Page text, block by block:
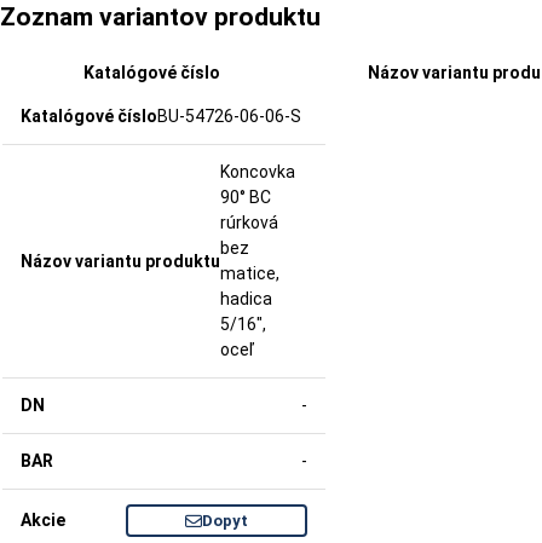
Zoznam variantov produktu
Katalógové číslo Názov variantu
BU-54726-06-06-S
Koncovka
90° BC
rúrková
bez
matice,
hadica
5/16",
oceľ
-
-
Dopyt